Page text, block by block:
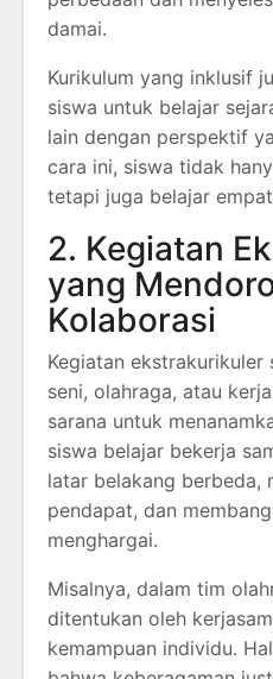
damai.
Kurikulum yang inklusif
siswa untuk belajar
lain dengan perspektif
cara ini, siswa tidak
tetapi juga belajar
2. Kegiatan
yang
Kolaborasi
Kegiatan
seni, olahraga, atau
sarana untuk
siswa belajar bekerja
latar belakang berbeda,
pendapat, dan
menghargai.
Misalnya, dalam tim
ditentukan oleh
kemampuan individu.